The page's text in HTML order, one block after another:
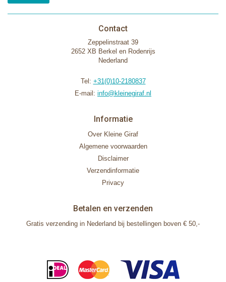
Contact
Zeppelinstraat 39
2652 XB Berkel en Rodenrijs
Nederland
Tel: +31(0)10-2180837
E-mail: info@kleinegiraf.nl
Informatie
Over Kleine Giraf
Algemene voorwaarden
Disclaimer
Verzendinformatie
Privacy
Betalen en verzenden
Gratis verzending in Nederland bij bestellingen boven € 50,-